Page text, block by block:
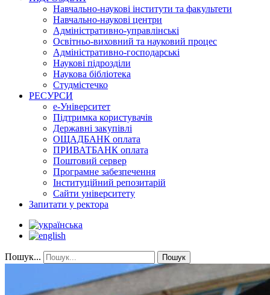
Навчально-наукові інститути та факультети
Навчально-наукові центри
Адміністративно-управлінські
Освітньо-виховний та науковий процес
Адміністративно-господарські
Наукові підрозділи
Наукова бібліотека
Студмістечко
РЕСУРСИ
е-Університет
Підтримка користувачів
Державні закупівлі
ОЩАДБАНК оплата
ПРИВАТБАНК оплата
Поштовий сервер
Програмне забезпечення
Інституційний репозитарій
Сайти університету
Запитати у ректора
Пошук... Пошук